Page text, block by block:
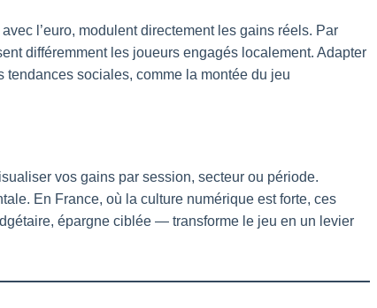
l’euro, modulent directement les gains réels. Par
différemment les joueurs engagés localement. Adapter
sociales, comme la montée du jeu
vos gains par session, secteur ou période.
En France, où la culture numérique est forte, ces
épargne ciblée — transforme le jeu en un levier